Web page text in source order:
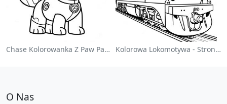
Chase Kolorowanka Z Paw Patrol Kolorowa Lokomotywa - Strona Do Kolorowania
O Nas